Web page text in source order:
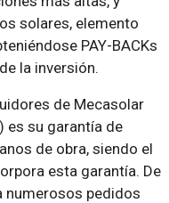
solares, elemento
PAY-BACKs
la inversión.
de Mecasolar
es su garantía de
de obra, siendo el
esta garantía. De
numerosos pedidos